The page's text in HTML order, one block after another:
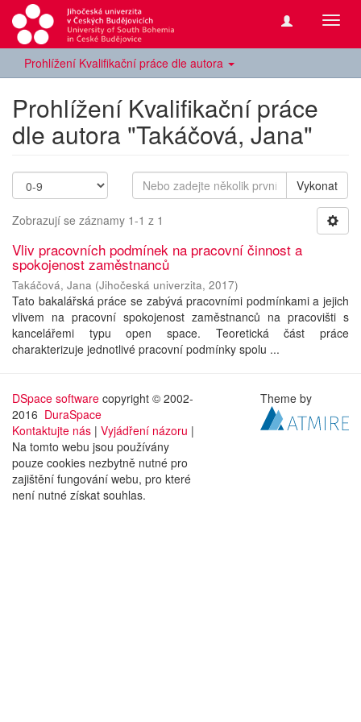
Prohlížení Kvalifikační práce dle autora
Prohlížení Kvalifikační práce
dle autora "Takáčová, Jana"
Vykonat
Zobrazují se záznamy 1-1 z 1
Vliv pracovních podmínek na pracovní činnost a
spokojenost zaměstnanců
Takáčová, Jana (Jihočeská univerzita, 2017)
Tato bakalářská práce se zabývá pracovními podmínkami a jejich
vlivem na pracovní spokojenost zaměstnanců na pracovišti s
kancelářemi typu open space. Teoretická část práce
charakterizuje jednotlivé pracovní podmínky spolu ...
DSpace software copyright © 2002-
2016 DuraSpace
Kontaktujte nás | Vyjádření názoru |
Na tomto webu jsou používány
pouze cookies nezbytně nutné pro
zajištění fungování webu, pro které
není nutné získat souhlas.
Theme by